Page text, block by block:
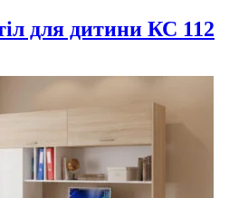
для дитини КС 112